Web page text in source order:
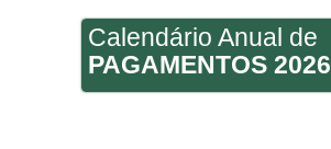
Calendário Anual de
PAGAMENTOS 2026